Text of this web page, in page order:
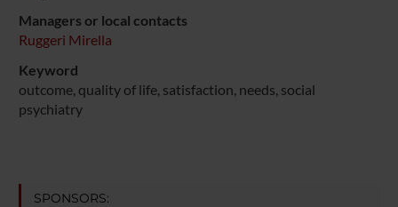
Managers or local contacts
Ruggeri Mirella
Keyword
outcome, quality of life, satisfaction, needs, social
psychiatry
SPONSORS: